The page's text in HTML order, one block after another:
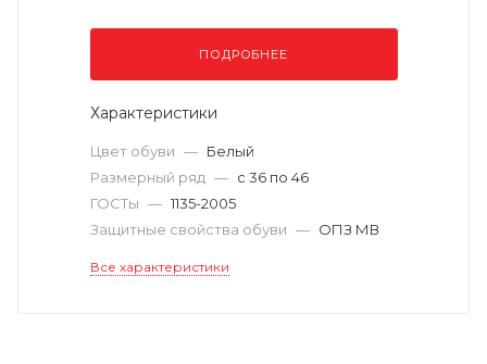
ПОДРОБНЕЕ
Характеристики
Цвет обуви — Белый
Размерный ряд — с 36 по 46
ГОСТы — 1135-2005
Защитные свойства обуви — ОПЗ МВ
Все характеристики